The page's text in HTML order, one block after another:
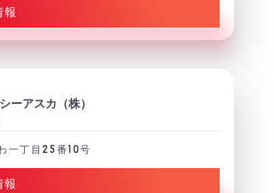
ーアスカ（株）
一丁目25番10号